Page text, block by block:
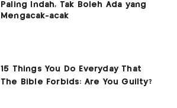
Paling Indah, Tak Boleh Ada yang
Mengacak-acak